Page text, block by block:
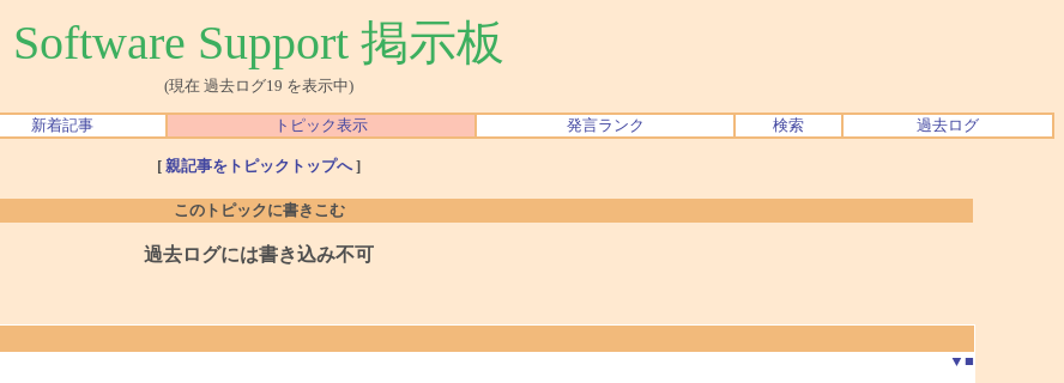
Software Support 掲示板
(現在 過去ログ19 を表示中)
新着記事 トピック表示 発言ランク 検索 過去ログ
[ 親記事をトピックトップへ]
このトピックに書きこむ
過去ログには書き込み不可
▼ ■